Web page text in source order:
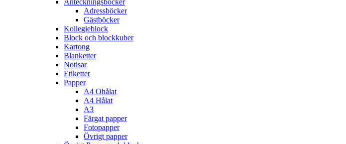
Anteckningsböcker
Adressböcker
Gästböcker
Kollegieblock
Block och blockkuber
Kartong
Blanketter
Notisar
Etiketter
Papper
A4 Ohålat
A4 Hålat
A3
Färgat papper
Fotopapper
Övrigt papper